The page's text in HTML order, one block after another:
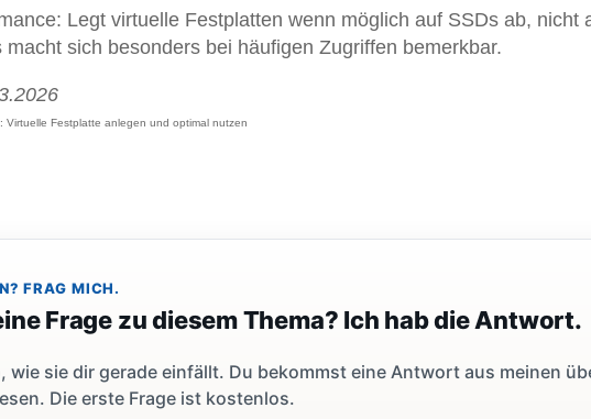
Legt virtuelle Festplatten wenn möglich auf SSDs ab, nicht
sich besonders bei häufigen Zugriffen bemerkbar.
Virtuelle Festplatte anlegen und optimal nutzen
FRAG MICH.
Frage zu diesem Thema? Ich hab die Antwort.
wie sie dir gerade einfällt. Du bekommst eine Antwort aus meinen
Die erste Frage ist kostenlos.